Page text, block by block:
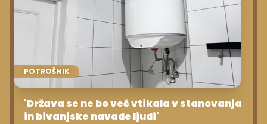
POTROŠNIK
'Država se ne bo več vtikala v stanovanja
in bivanjske navade ljudi'